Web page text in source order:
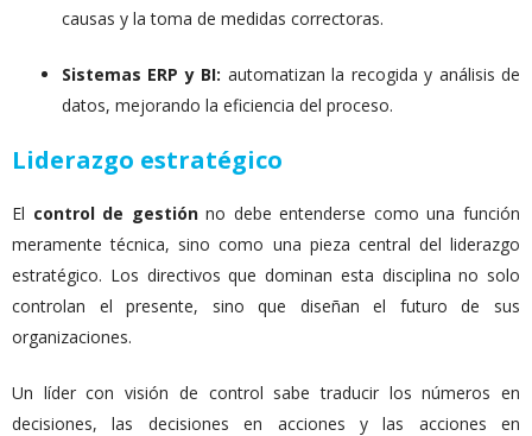
causas y la toma de medidas correctoras.
Sistemas ERP y BI: automatizan la recogida y análisis de
datos, mejorando la eficiencia del proceso.
Liderazgo estratégico
El control de gestiónno debe entenderse como una función
meramente técnica, sino como una pieza central del liderazgo
estratégico. Los directivos que dominan esta disciplina no solo
controlan el presente, sino que diseñan el futuro de sus
organizaciones.
Un líder con visión de control sabe traducir los números en
decisiones, las decisiones en acciones y las acciones en